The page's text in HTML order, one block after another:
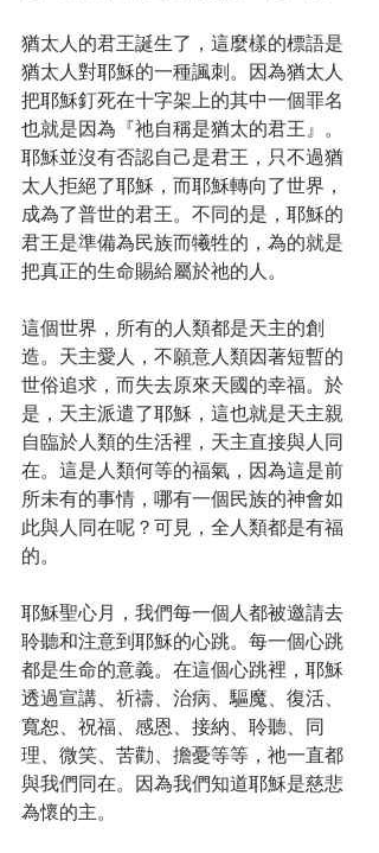
猶太人的君王誕生了，這麼樣的標語是
猶太人對耶穌的一種諷刺。因為猶太人
把耶穌釘死在十字架上的其中一個罪名
也就是因為『祂自稱是猶太的君王』。
耶穌並沒有否認自己是君王，只不過猶
太人拒絕了耶穌，而耶穌轉向了世界，
成為了普世的君王。不同的是，耶穌的
君王是準備為民族而犧牲的，為的就是
把真正的生命賜給屬於祂的人。
這個世界，所有的人類都是天主的創
造。天主愛人，不願意人類因著短暫的
世俗追求，而失去原來天國的幸福。於
是，天主派遣了耶穌，這也就是天主親
自臨於人類的生活裡，天主直接與人同
在。這是人類何等的福氣，因為這是前
所未有的事情，哪有一個民族的神會如
此與人同在呢？可見，全人類都是有福
的。
耶穌聖心月，我們每一個人都被邀請去
聆聽和注意到耶穌的心跳。每一個心跳
都是生命的意義。在這個心跳裡，耶穌
透過宣講、祈禱、治病、驅魔、復活、
寬恕、祝福、感恩、接納、聆聽、同
理、微笑、苦勸、擔憂等等，祂一直都
與我們同在。因為我們知道耶穌是慈悲
為懷的主。